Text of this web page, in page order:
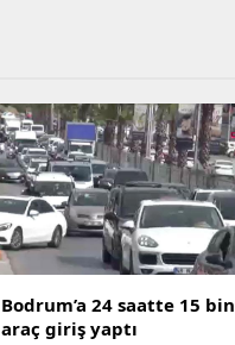
Bodrum’a 24 saatte 15 bin
araç giriş yaptı